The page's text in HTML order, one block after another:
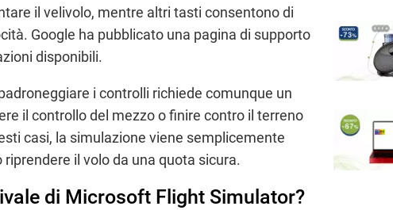
il velivolo, mentre altri tasti consentono di
Google ha pubblicato una pagina di supporto
disponibili.
i controlli richiede comunque un
il controllo del mezzo o finire contro il terreno
casi, la simulazione viene semplicemente
riprendere il volo da una quota sicura.
di Microsoft Flight Simulator?